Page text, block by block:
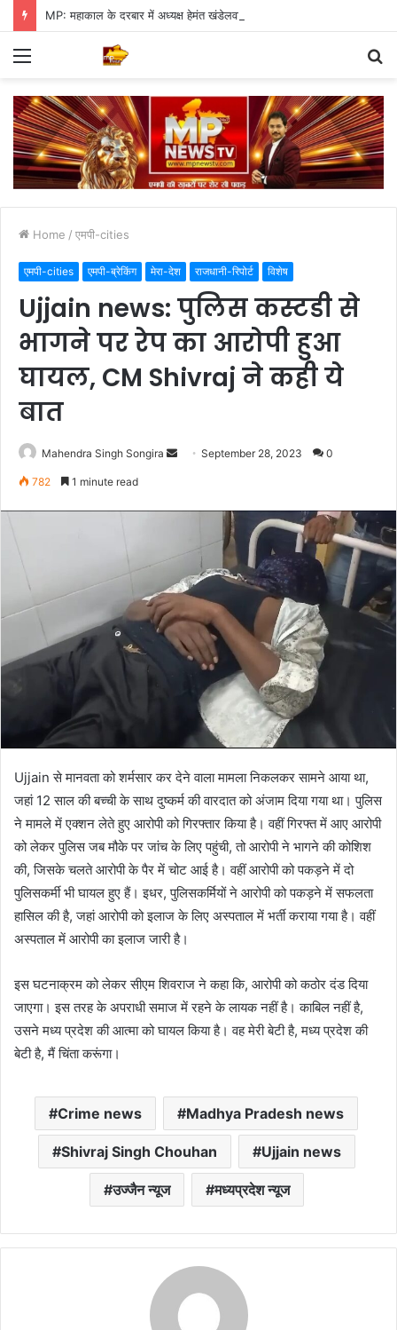
Menu
Home / एमपी-cities
एमपी-cities एमपी-ब्रेकिंग मेरा-देश राजधानी-रिपोर्ट विशेष
Ujjain news: पुलिस कस्टडी से
भागने पर रेप का आरोपी हुआ
घायल, CM Shivraj ने कही ये
बात
Mahendra Singh Songira
Send September 28, 2023 0
782 1 minute read
Ujjain से मानवता को शर्मसार कर देने वाला मामला निकलकर सामने आया था,
जहां 12 साल की बच्ची के साथ दुष्कर्म की वारदात को अंजाम दिया गया था। पुलिस
ने मामले में एक्शन लेते हुए आरोपी को गिरफ्तार किया है। वहीं गिरफ्त में आए आरोपी
को लेकर पुलिस जब मौके पर जांच के लिए पहुंची, तो आरोपी ने भागने की कोशिश
की, जिसके चलते आरोपी के पैर में चोट आई है। वहीं आरोपी को पकड़ने में दो
पुलिसकर्मी भी घायल हुए हैं। इधर, पुलिसकर्मियों ने आरोपी को पकड़ने में सफलता
हासिल की है, जहां आरोपी को इलाज के लिए अस्पताल में भर्ती कराया गया है। वहीं
अस्पताल में आरोपी का इलाज जारी है।
इस घटनाक्रम को लेकर सीएम शिवराज ने कहा कि, आरोपी को कठोर दंड दिया
जाएगा। इस तरह के अपराधी समाज में रहने के लायक नहीं है। काबिल नहीं है,
उसने मध्य प्रदेश की आत्मा को घायल किया है। वह मेरी बेटी है, मध्य प्रदेश की
बेटी है, मैं चिंता करूंगा।
Crime news Madhya Pradesh news
Shivraj Singh Chouhan Ujjain news
उज्जैन न्यूज मध्यप्रदेश न्यूज